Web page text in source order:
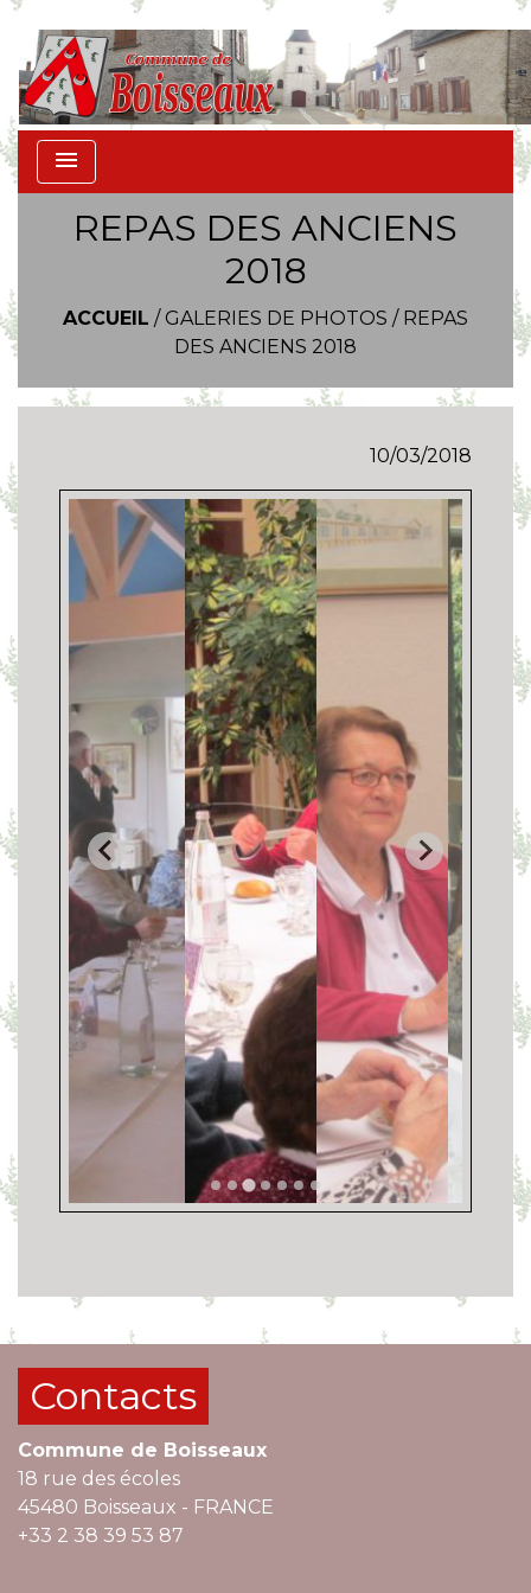
menu
REPAS DES ANCIENS
2018
ACCUEIL / GALERIES DE PHOTOS / REPAS
DES ANCIENS 2018
10/03/2018
Contacts
Commune de Boisseaux
18 rue des écoles
45480 Boisseaux - FRANCE
+33 2 38 39 53 87